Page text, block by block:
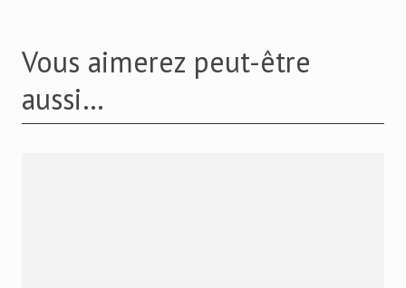
Vous aimerez peut-être
aussi…